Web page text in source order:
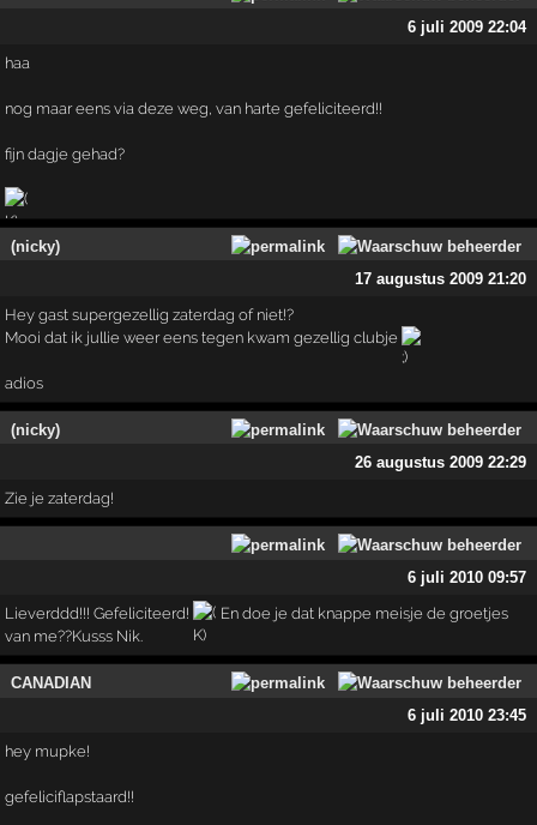
6 juli 2009 22:04
haa
nog maar eens via deze weg, van harte gefeliciteerd!!
fijn dagje gehad?
(nicky)
17 augustus 2009 21:20
Hey gast supergezellig zaterdag of niet!?
Mooi dat ik jullie weer eens tegen kwam gezellig clubje
adios
(nicky)
26 augustus 2009 22:29
Zie je zaterdag!
6 juli 2010 09:57
Lieverddd!!! Gefeliciteerd!
En doe je dat knappe meisje de groetjes
van me??Kusss Nik.
CANADIAN
6 juli 2010 23:45
hey mupke!
gefeliciflapstaard!!